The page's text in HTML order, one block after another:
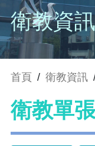
衛教資訊
首頁 / 衛教資訊
衛教單張